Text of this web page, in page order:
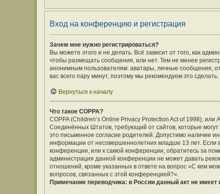
Вход на конференцию и регистрация
Зачем мне нужно регистрироваться?
Вы можете этого и не делать. Всё зависит от того, как
чтобы размещать сообщения, или нет. Тем не менее
анонимным пользователям: аватары, личные сообщения,
вас всего пару минут, поэтому мы рекомендуем это сделать.
Вернуться к началу
Что такое COPPA?
COPPA (Children’s Online Privacy Protection Act of 1998),
Соединённых Штатов, требующий от сайтов, которые
это письменное согласие родителей. Допустимо наличие
информации от несовершеннолетних младше 13 лет. Если
конференции, или к самой конференции, обратитесь за
администрация данной конференции не может давать
отношений, кроме указанных в ответе на вопрос «С кем
вопросов, связанных с этой конференцией?».
Примечание переводчика: в России данный акт не